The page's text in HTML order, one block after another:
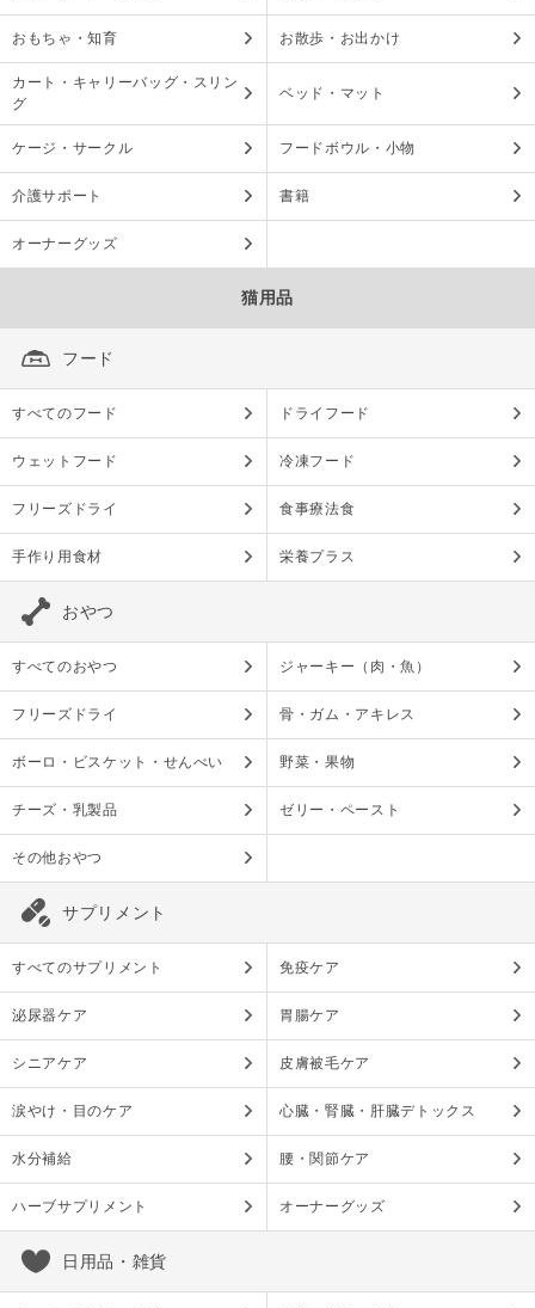
おもちゃ・知育 お散歩・お出かけ
カート・キャリーバッグ・スリン
グ
ベッド・マット
ケージ・サークル フードボウル・小物
介護サポート 書籍
オーナーグッズ
猫用品
フード
すべてのフード ドライフード
ウェットフード 冷凍フード
フリーズドライ 食事療法食
手作り用食材 栄養プラス
おやつ
すべてのおやつ ジャーキー（肉・魚）
フリーズドライ 骨・ガム・アキレス
ボーロ・ビスケット・せんべい 野菜・果物
チーズ・乳製品 ゼリー・ペースト
その他おやつ
サプリメント
すべてのサプリメント 免疫ケア
泌尿器ケア 胃腸ケア
シニアケア 皮膚被毛ケア
涙やけ・目のケア 心臓・腎臓・肝臓デトックス
水分補給 腰・関節ケア
ハーブサプリメント オーナーグッズ
日用品・雑貨